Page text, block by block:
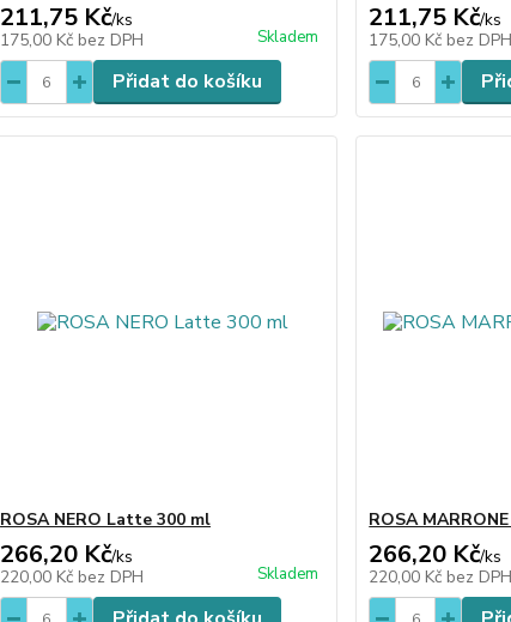
211,75 Kč/ks
175,00 Kč bez DPH Skladem
Přidat do košíku
211,75 Kč/ks
175,00 Kč bez DPH
ROSA NERO Latte 300 ml
266,20 Kč/ks
220,00 Kč bez DPH Skladem
ROSA
266,20 Kč/ks
220,00 Kč bez DPH